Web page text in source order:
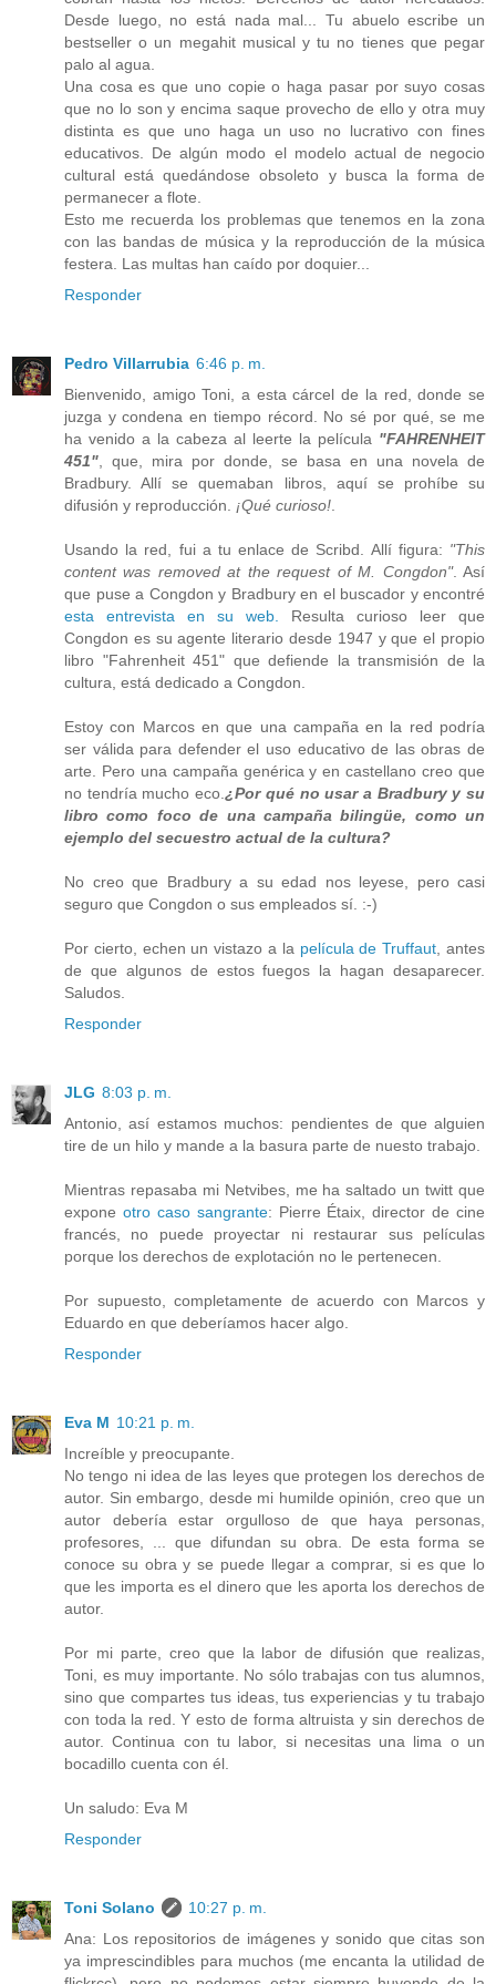
Desde luego, no está nada mal... Tu abuelo escribe un
bestseller o un megahit musical y tu no tienes que pegar
palo al agua.
Una cosa es que uno copie o haga pasar por suyo cosas
que no lo son y encima saque provecho de ello y otra muy
distinta es que uno haga un uso no lucrativo con fines
educativos. De algún modo el modelo actual de negocio
cultural está quedándose obsoleto y busca la forma de
permanecer a flote.
Esto me recuerda los problemas que tenemos en la zona
con las bandas de música y la reproducción de la música
festera. Las multas han caído por doquier...
Responder
Pedro Villarrubia 6:46 p. m.
Bienvenido, amigo Toni, a esta cárcel de la red, donde se
juzga y condena en tiempo récord. No sé por qué, se me
ha venido a la cabeza al leerte la película "FAHRENHEIT
451" , que, mira por donde, se basa en una novela de
Bradbury. Allí se quemaban libros, aquí se prohíbe su
difusión y reproducción. ¡Qué curioso!
Usando la red, fui a tu enlace de Scribd. Allí figura: "This
content was removed at the request of M. Congdon". Así
que puse a Congdon y Bradbury en el buscador y encontré
esta entrevista en su web.
Resulta curioso leer que
Congdon es su agente literario desde 1947 y que el propio
libro "Fahrenheit 451" que defiende la transmisión de la
cultura, está dedicado a Congdon.
Estoy con Marcos en que una campaña en la red podría
ser válida para defender el uso educativo de las obras de
arte. Pero una campaña genérica y en castellano creo que
no tendría mucho eco.¿Por qué no usar a Bradbury y su
libro como foco de una campaña bilingüe, como un
ejemplo del secuestro actual de la cultura?
No creo que Bradbury a su edad nos leyese, pero casi
seguro que Congdon o sus empleados sí. :-)
Por cierto, echen un vistazo a la película de Truffaut , antes
de que algunos de estos fuegos la hagan desaparecer.
Saludos.
Responder
JLG 8:03 p. m.
Antonio, así estamos muchos: pendientes de que alguien
tire de un hilo y mande a la basura parte de nuesto trabajo.
Mientras repasaba mi Netvibes, me ha saltado un twitt que
expone otro caso sangrante: Pierre Étaix, director de cine
francés, no puede proyectar ni restaurar sus películas
porque los derechos de explotación no le pertenecen.
Por supuesto, completamente de acuerdo con Marcos y
Eduardo en que deberíamos hacer algo.
Responder
Eva M 10:21 p. m.
Increíble y preocupante.
No tengo ni idea de las leyes que protegen los derechos de
autor. Sin embargo, desde mi humilde opinión, creo que un
autor debería estar orgulloso de que haya personas,
profesores, ... que difundan su obra. De esta forma se
conoce su obra y se puede llegar a comprar, si es que lo
que les importa es el dinero que les aporta los derechos de
autor.
Por mi parte, creo que la labor de difusión que realizas,
Toni, es muy importante. No sólo trabajas con tus alumnos,
sino que compartes tus ideas, tus experiencias y tu trabajo
con toda la red. Y esto de forma altruista y sin derechos de
autor. Continua con tu labor, si necesitas una lima o un
bocadillo cuenta con él.
Un saludo: Eva M
Responder
Toni Solano
10:27 p. m.
Ana: Los repositorios de imágenes y sonido que citas son
ya imprescindibles para muchos (me encanta la utilidad de